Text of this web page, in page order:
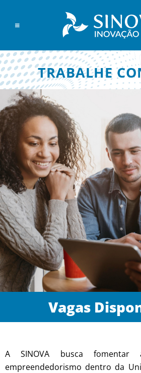
TRABALHE
Vagas
A SINOVA busca
empreendedorismo dentro da